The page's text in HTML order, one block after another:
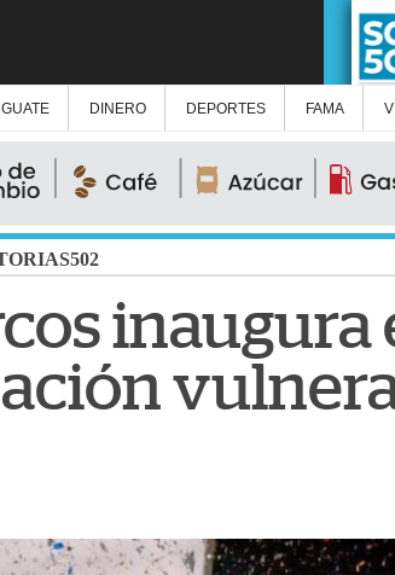
GUATE DINERO DEPORTES FAMA
inaugura